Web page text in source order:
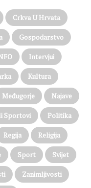
Crkva U Hrvata
Gospodarstvo
Intervjui
Kultura
Međugorje Najave
Sportovi Politika
Regija Religija
Sport Svijet
Zanimljivosti